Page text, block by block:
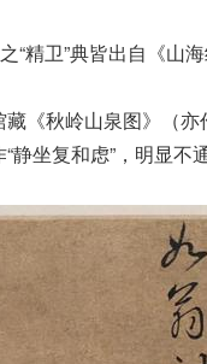
精卫”典皆出自《山
秋岭山泉图》（亦
静坐复和虑”，明显不